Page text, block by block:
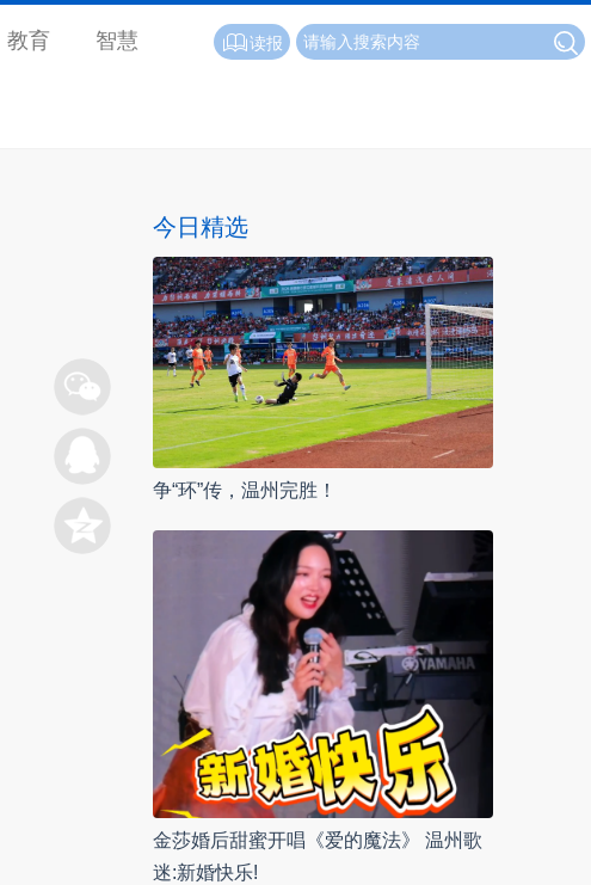
教育 智慧 读报
今日精选
争“环”传，温州完胜！
金莎婚后甜蜜开唱《爱的魔法》 温州歌
迷:新婚快乐!